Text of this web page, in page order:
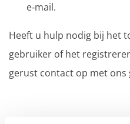
e‑mail.
Heeft u hulp nodig bij het
gebruiker of het
gerust contact op met ons